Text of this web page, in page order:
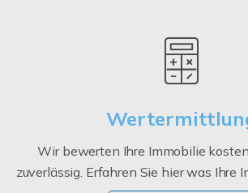
Wir bewerten Ihre Immobilie
zuverlässig. Erfahren Sie hier was Ihre